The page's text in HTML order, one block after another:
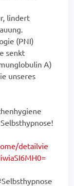
lindert
(PNI)
senkt
A)
unseres
detailvie